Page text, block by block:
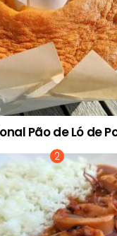
Pão de Ló de